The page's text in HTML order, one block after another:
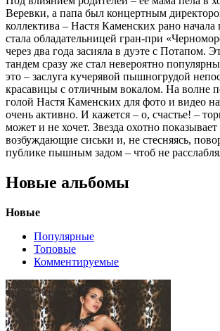
Веревки, а папа был концертным
коллектива – Настя Каменских рано
стала обладательницей гран-при
через два года засияла в дуэте с Потапом.
тандем сразу же стал невероятно
это – заслуга кучерявой пышногрудой
красавицы с отличным вокалом. На волне
голой Настя Каменских для фото и видео
очень активно. И кажется – о, счастье! –
может и не хочет. Звезда охотно
возбуждающие сиськи и, не стесняясь,
публике пышным задом – чтоб не
Новые альбомы
Новые
Популярные
Топовые
Комментируемые